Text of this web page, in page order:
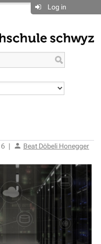
Log in
6 | Beat Döbeli Honegger